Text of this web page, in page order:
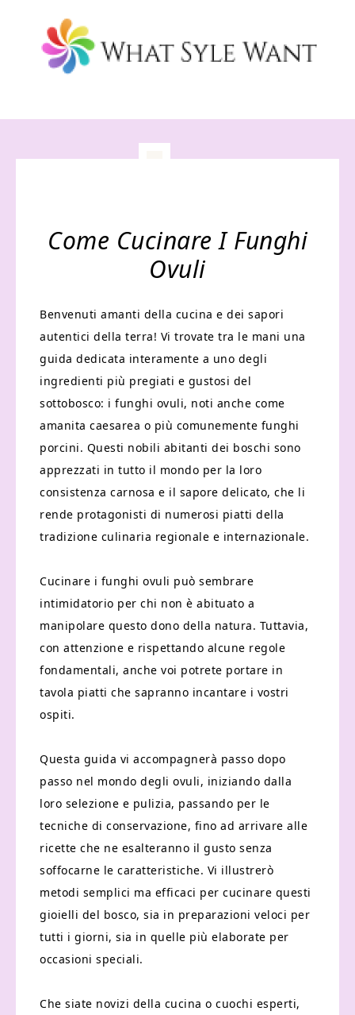
Come Cucinare I Funghi
Ovuli
Benvenuti amanti della cucina e dei sapori
autentici della terra! Vi trovate tra le mani una
guida dedicata interamente a uno degli
ingredienti più pregiati e gustosi del
sottobosco: i funghi ovuli, noti anche come
amanita caesarea o più comunemente funghi
porcini. Questi nobili abitanti dei boschi sono
apprezzati in tutto il mondo per la loro
consistenza carnosa e il sapore delicato, che li
rende protagonisti di numerosi piatti della
tradizione culinaria regionale e internazionale.
Cucinare i funghi ovuli può sembrare
intimidatorio per chi non è abituato a
manipolare questo dono della natura. Tuttavia,
con attenzione e rispettando alcune regole
fondamentali, anche voi potrete portare in
tavola piatti che sapranno incantare i vostri
ospiti.
Questa guida vi accompagnerà passo dopo
passo nel mondo degli ovuli, iniziando dalla
loro selezione e pulizia, passando per le
tecniche di conservazione, fino ad arrivare alle
ricette che ne esalteranno il gusto senza
soffocarne le caratteristiche. Vi illustrerò
metodi semplici ma efficaci per cucinare questi
gioielli del bosco, sia in preparazioni veloci per
tutti i giorni, sia in quelle più elaborate per
occasioni speciali.
Che siate novizi della cucina o cuochi esperti,